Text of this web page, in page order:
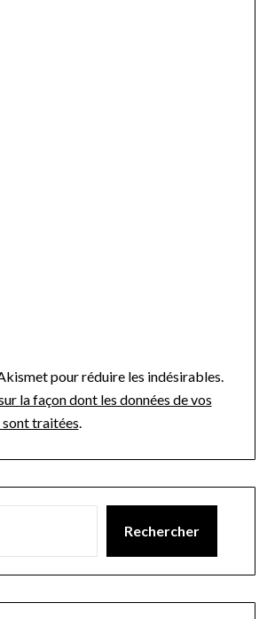
pour réduire les indésirables.
la façon dont les données de vos
traitées.
Rechercher